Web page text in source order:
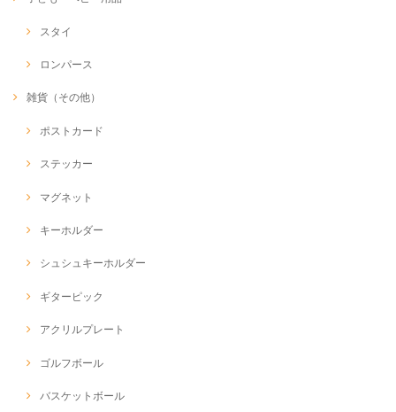
スタイ
ロンパース
雑貨（その他）
ポストカード
ステッカー
マグネット
キーホルダー
シュシュキーホルダー
ギターピック
アクリルプレート
ゴルフボール
バスケットボール